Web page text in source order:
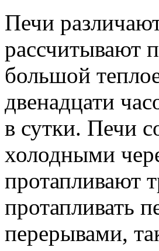
Печи
рассчитывают
большой
двенадцати
в сутки. Печи
холодными
протапливают
протапливать
перерывами,